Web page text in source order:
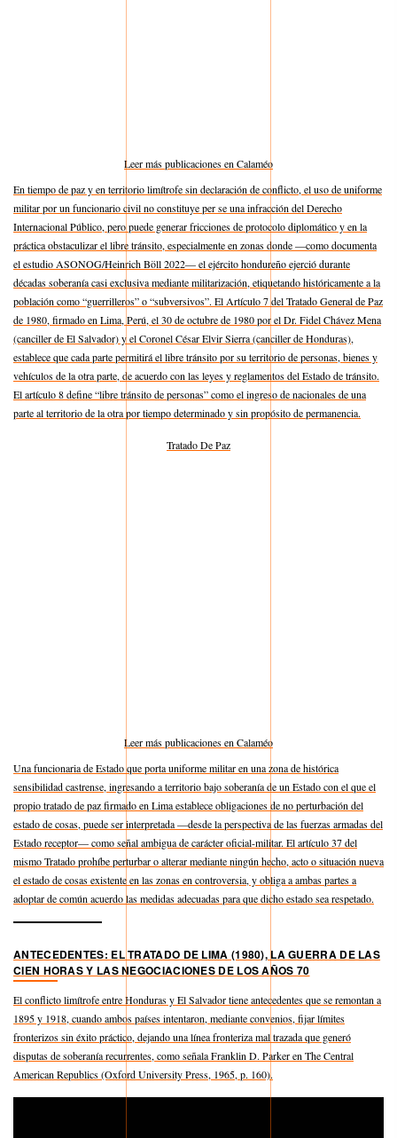
Leer más publicaciones en Calaméo
En tiempo de paz y en territorio limítrofe sin declaración de conflicto, el uso de uniforme
militar por un funcionario civil no constituye per se una infracción del Derecho
Internacional Público, pero puede generar fricciones de protocolo diplomático y en la
práctica obstaculizar el libre tránsito, especialmente en zonas donde —como documenta
el estudio ASONOG/Heinrich Böll 2022— el ejército hondureño ejerció durante
décadas soberanía casi exclusiva mediante militarización, etiquetando históricamente a la
población como “guerrilleros” o “subversivos”. El Artículo 7 del Tratado General de Paz
de 1980, firmado en Lima, Perú, el 30 de octubre de 1980 por el Dr. Fidel Chávez Mena
(canciller de El Salvador) y el Coronel César Elvir Sierra (canciller de Honduras),
establece que cada parte permitirá el libre tránsito por su territorio de personas, bienes y
vehículos de la otra parte, de acuerdo con las leyes y reglamentos del Estado de tránsito.
El artículo 8 define “libre tránsito de personas” como el ingreso de nacionales de una
parte al territorio de la otra por tiempo determinado y sin propósito de permanencia.
Tratado De Paz
Leer más publicaciones en Calaméo
Una funcionaria de Estado que porta uniforme militar en una zona de histórica
sensibilidad castrense, ingresando a territorio bajo soberanía de un Estado con el que el
propio tratado de paz firmado en Lima establece obligaciones de no perturbación del
estado de cosas, puede ser interpretada —desde la perspectiva de las fuerzas armadas del
Estado receptor— como señal ambigua de carácter oficial-militar. El artículo 37 del
mismo Tratado prohíbe perturbar o alterar mediante ningún hecho, acto o situación nueva
el estado de cosas existente en las zonas en controversia, y obliga a ambas partes a
adoptar de común acuerdo las medidas adecuadas para que dicho estado sea respetado.
ANTECEDENTES: EL TRATADO DE LIMA (1980), LA GUERRA DE LAS
CIEN HORAS Y LAS NEGOCIACIONES DE LOS AÑOS 70
El conflicto limítrofe entre Honduras y El Salvador tiene antecedentes que se remontan a
1895 y 1918, cuando ambos países intentaron, mediante convenios, fijar límites
fronterizos sin éxito práctico, dejando una línea fronteriza mal trazada que generó
disputas de soberanía recurrentes, como señala Franklin D. Parker en The Central
American Republics (Oxford University Press, 1965, p. 160).